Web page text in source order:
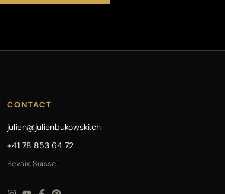
CONTACT
julien@julienbukowski.ch
+41 78 853 64 72
Bevaix, Suisse